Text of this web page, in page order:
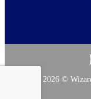
Copyright 2026 ©